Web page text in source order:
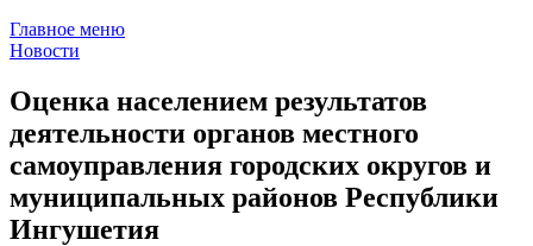
Главное меню
Новости
Оценка населением результатов
деятельности органов местного
самоуправления городских округов и
муниципальных районов Республики
Ингушетия